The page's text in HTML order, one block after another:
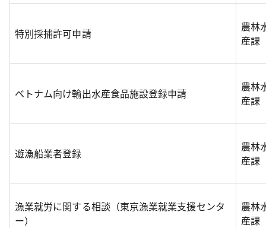
特別採捕許可申請
農林
産課
ベトナム向け輸出水産食品施設登録申請
農林
産課
遊漁船業者登録
農林
産課
漁業就労に関する相談（東京漁業就業支援センタ
ー）
農林
産課